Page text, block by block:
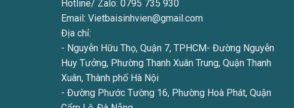
Hotline/ Zalo: 0795 735 930
Email: Vietbaisinhvien@gmail.com
Địa chỉ:
- Nguyễn Hữu Thọ, Quận 7, TPHCM- Đường Nguyễn
Huy Tưởng, Phường Thanh Xuân Trung, Quận Thanh
Xuân, Thành phố Hà Nội
- Đường Phước Tường 16, Phường Hoà Phát, Quận